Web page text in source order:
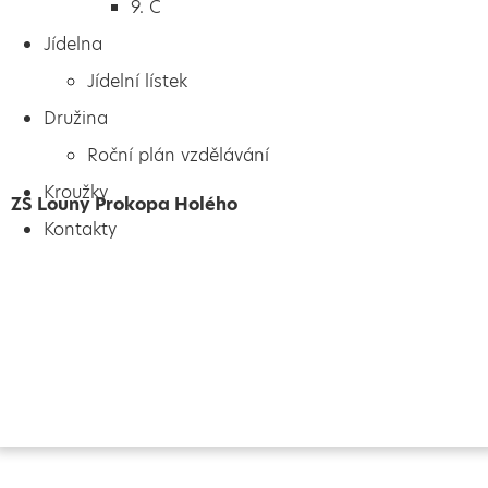
9. C
Jídelna
Jídelní lístek
Družina
Roční plán vzdělávání
Kroužky
Kontakty
ZŠ Louny Prokopa Holého